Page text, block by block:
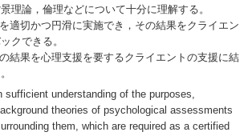
理論，倫理などについて十分に理解する。
適切かつ円滑に実施でき，その結果をクライエン
クできる。
結果を心理支援を要するクライエントの支援に結
sufficient understanding of the purposes,
theories of psychological assessments
them, which are required as a certified